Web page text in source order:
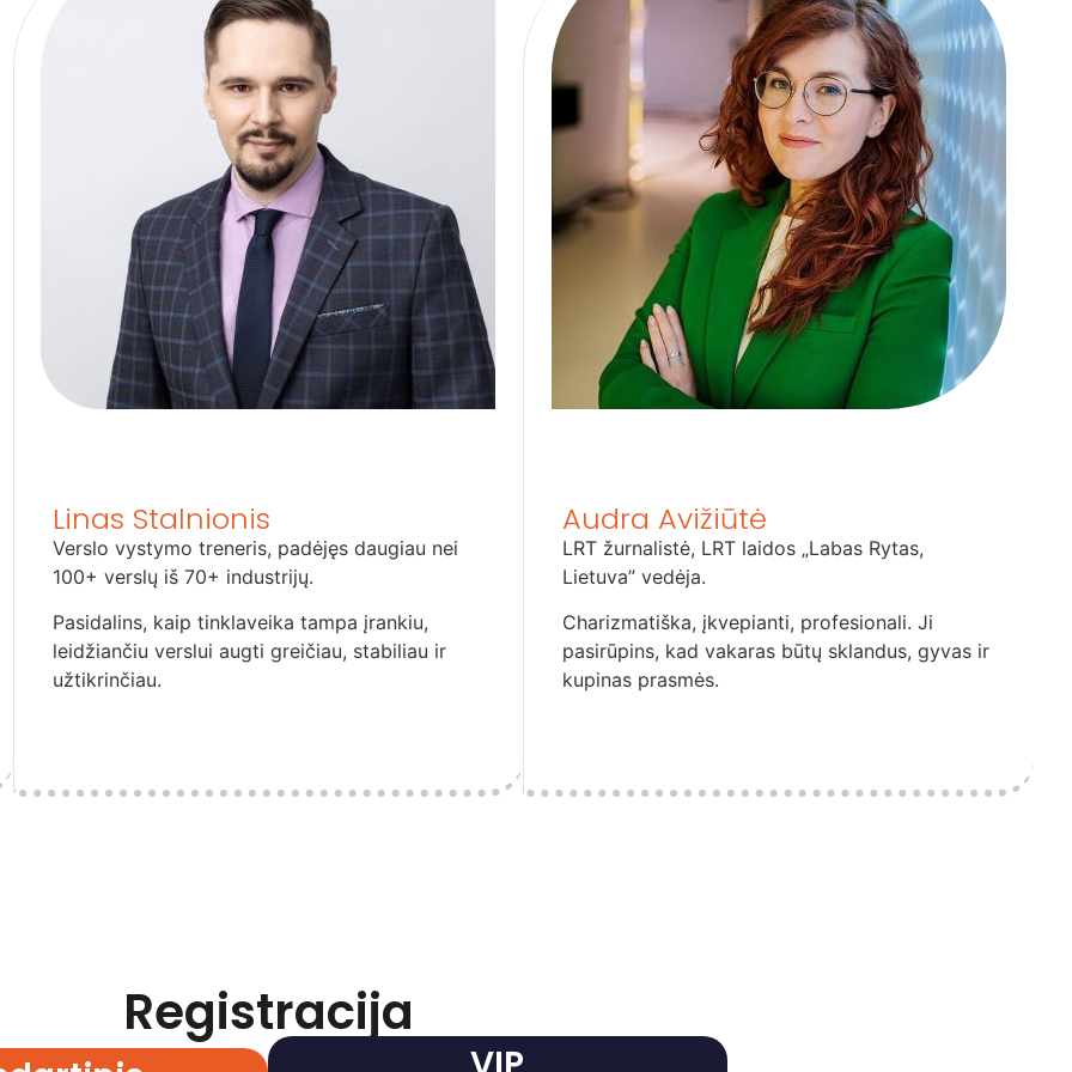
Linas Stalnionis
Verslo vystymo treneris, padėjęs daugiau nei
100+ verslų iš 70+ industrijų.
Pasidalins, kaip tinklaveika tampa įrankiu,
leidžiančiu verslui augti greičiau, stabiliau ir
užtikrinčiau.
Audra Avižiūtė
LRT žurnalistė, LRT laidos „Labas Rytas,
Lietuva” vedėja.
Charizmatiška, įkvepianti, profesionali. Ji
pasirūpins, kad vakaras būtų sklandus, gyvas ir
kupinas prasmės.
Registracija